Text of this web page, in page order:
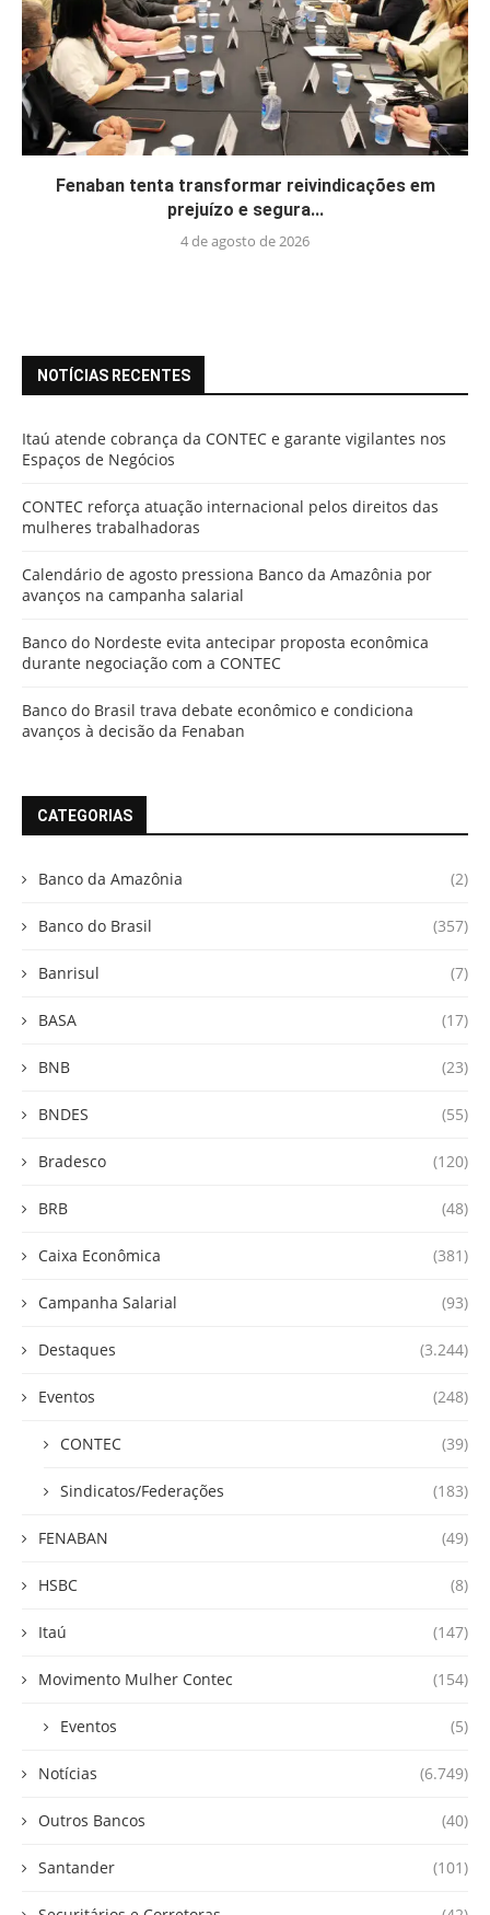
Fenaban tenta transformar reivindicações em
prejuízo e segura...
4 de agosto de 2026
NOTÍCIAS RECENTES
Itaú atende cobrança da CONTEC e garante vigilantes nos
Espaços de Negócios
CONTEC reforça atuação internacional pelos direitos das
mulheres trabalhadoras
Calendário de agosto pressiona Banco da Amazônia por
avanços na campanha salarial
Banco do Nordeste evita antecipar proposta econômica
durante negociação com a CONTEC
Banco do Brasil trava debate econômico e condiciona
avanços à decisão da Fenaban
CATEGORIAS
Banco da Amazônia (2)
Banco do Brasil (357)
Banrisul (7)
BASA (17)
BNB (23)
BNDES (55)
Bradesco (120)
BRB (48)
Caixa Econômica (381)
Campanha Salarial (93)
Destaques (3.244)
Eventos (248)
CONTEC (39)
Sindicatos/Federações (183)
FENABAN (49)
HSBC (8)
Itaú (147)
Movimento Mulher Contec (154)
Eventos (5)
Notícias (6.749)
Outros Bancos (40)
Santander (101)